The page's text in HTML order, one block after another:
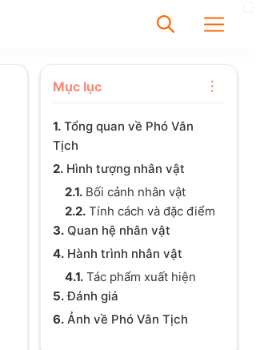
Chưa có bài viết được tìm
thấy
Mục lục
1.Tổng quan về Phó Vân
Tịch
2.Hình tượng nhân vật
2.1.Bối cảnh nhân vật
2.2.Tính cách và đặc điểm
3.Quan hệ nhân vật
4.Hành trình nhân vật
4.1.Tác phẩm xuất hiện
5.Đánh giá
6.Ảnh về Phó Vân Tịch